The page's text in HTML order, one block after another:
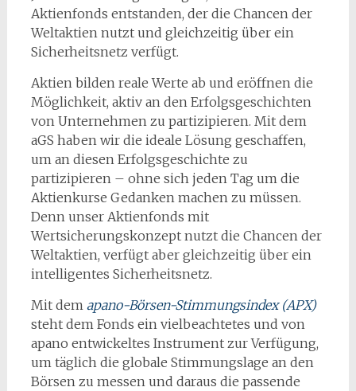
Aktienfonds entstanden, der die Chancen der
Weltaktien nutzt und gleichzeitig über ein
Sicherheitsnetz verfügt.
Aktien bilden reale Werte ab und eröffnen die
Möglichkeit, aktiv an den Erfolgsgeschichten
von Unternehmen zu partizipieren. Mit dem
aGS haben wir die ideale Lösung geschaffen,
um an diesen Erfolgsgeschichte zu
partizipieren – ohne sich jeden Tag um die
Aktienkurse Gedanken machen zu müssen.
Denn unser Aktienfonds mit
Wertsicherungskonzept nutzt die Chancen der
Weltaktien, verfügt aber gleichzeitig über ein
intelligentes Sicherheitsnetz.
Mit dem apano-Börsen-Stimmungsindex (APX)
steht dem Fonds ein vielbeachtetes und von
apano entwickeltes Instrument zur Verfügung,
um täglich die globale Stimmungslage an den
Börsen zu messen und daraus die passende